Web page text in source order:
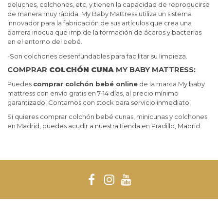
peluches, colchones, etc, y tienen la capacidad de reproducirse
de manera muy rápida. My Baby Mattress utiliza un sistema
innovador para la fabricación de sus artículos que crea una
barrera inocua que impide la formación de ácaros y bacterias
en el entorno del bebé.
-Son colchones desenfundables para facilitar su limpieza.
COMPRAR COLCHÓN CUNA MY BABY MATTRESS:
Puedes comprar colchón bebé online de la marca My baby
mattress con envío gratis en 7-14 días, al precio mínimo
garantizado. Contamos con stock para servicio inmediato.
Si quieres comprar colchón bebé cunas, minicunas y colchones
en Madrid, puedes acudir a nuestra tienda en Pradillo, Madrid.